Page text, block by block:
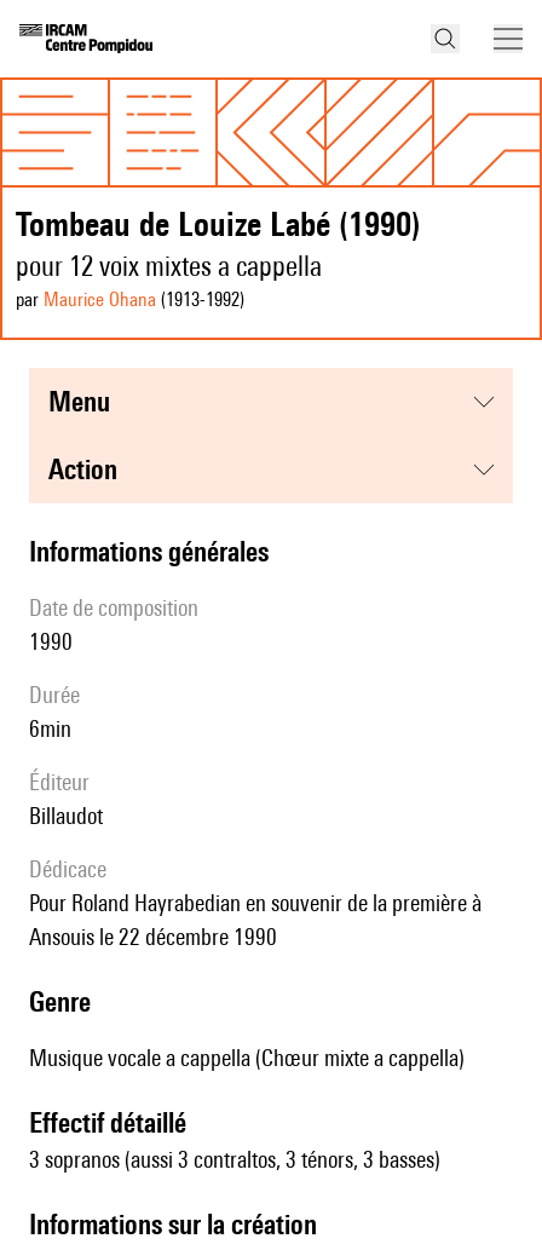
Tombeau de Louize Labé (1990)
pour 12 voix mixtes a cappella
par Maurice Ohana (1913-1992)
menu
action
informations générales
date de composition
1990
durée
6min
éditeur
Billaudot
Dédicace
pour Roland Hayrabedian en souvenir de la première à
Ansouis le 22 décembre 1990
genre
Musique vocale a cappella (Chœur mixte a cappella)
effectif détaillé
3 sopranos (aussi 3 contraltos, 3 ténors, 3 basses)
informations sur la création